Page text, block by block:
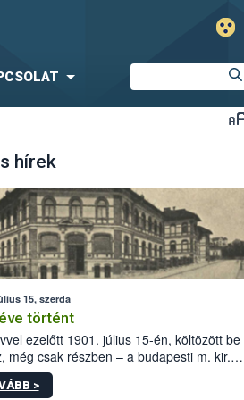
hírek
15, szerda
történt
ezelőtt 1901. július 15-én, költözött be
még csak részben – a budapesti m. kir.
állomás a Kis Rókus utca
alatti, Czigler Győző által tervezett új
>